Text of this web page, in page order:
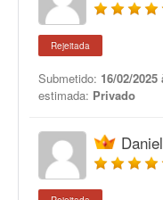
Rejeitada
Submetido: 16/02/2025
estimada: Privado